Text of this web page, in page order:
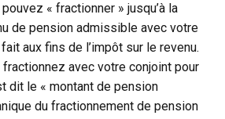
« fractionner » jusqu’à la
de pension admissible avec votre
aux fins de l’impôt sur le revenu.
avec votre conjoint pour
dit le « montant de pension
du fractionnement de pension